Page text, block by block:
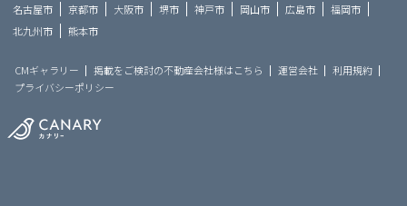
名古屋市
京都市 大阪市 堺市 神戸市 岡山市 広島市
福岡市
北九州市
熊本市
CMギャラリー 掲載をご検討の不動産会社様はこちら 運営会社
利用規約
プライバシーポリシー